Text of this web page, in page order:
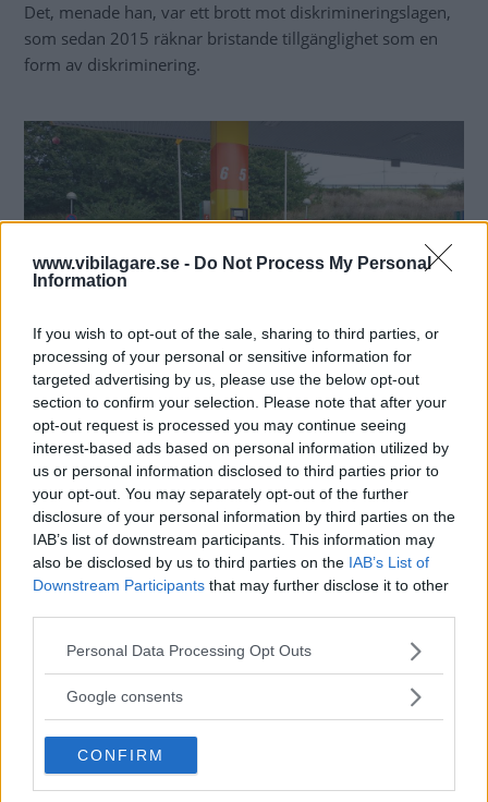
www.vibilagare.se - Do Not Process My Personal
Information
If you wish to opt-out of the sale, sharing to third parties, or
processing of your personal or sensitive information for
targeted advertising by us, please use the below opt-out
section to confirm your selection. Please note that after your
opt-out request is processed you may continue seeing
interest-based ads based on personal information utilized by
us or personal information disclosed to third parties prior to
your opt-out. You may separately opt-out of the further
disclosure of your personal information by third parties on the
IAB’s list of downstream participants. This information may
also be disclosed by us to third parties on the IAB’s List of
Downstream Participants that may further disclose it to other
Please note that this website/app uses one or more Google
not limited to your visit or usage behaviour. You may click to
use your data for below specified purposes in below Google
consent section.
Personal Data Processing Opt Outs
Google consents
CONFIRM
Det, menade han, var ett brott mot diskrimineringslagen,
som sedan 2015 räknar bristande tillgänglighet som en
form av diskriminering.
Bilden visar ett exempel på en betalterminal hos Ingo som inte är tillgänglig
för rullstolsburna. Terminalen är högt monterad, och det tjocka
betongfundamentet gör att det inte går att komma ända fram. Foto: Hans
Filipsson
I sin domden 13 oktober ger Stockholms tingsrätt Hans
Filipsson delvis rätt. Circle K döms att betala 10 000
kronor i skadestånd för bristande tillgänglighet vid en av
de tre aktuella stationerna.
men den anses inte ha varit allvarlig. ”Såvitt framkommit
har den bristande tillgängligheten varken varit avsiktlig
eller skett med uppsåt att kränka”, skriver domstolen.
Vidare ska var och en av parterna betala sina egna
rättegångskostnader, eftersom båda sidor anses ha